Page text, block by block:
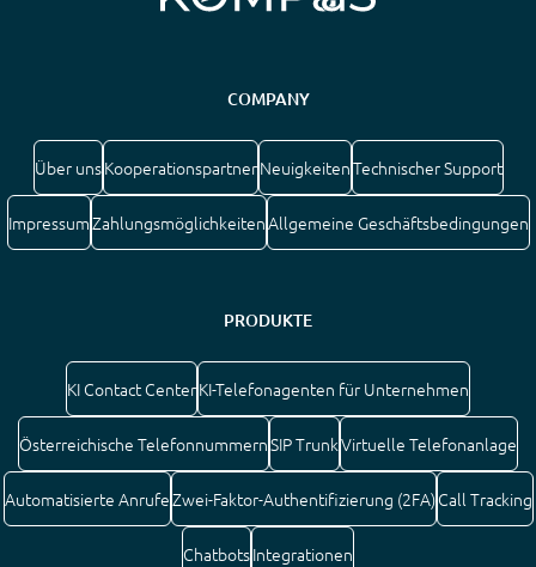
COMPANY
Über unsKooperationspartnerNeuigkeitenTechnischer Support
ImpressumZahlungsmöglichkeitenAllgemeine Geschäftsbedingungen
PRODUKTE
KI Contact CenterKI-Telefonagenten für Unternehmen
Österreichische TelefonnummernSIP TrunkVirtuelle Telefonanlage
Automatisierte AnrufeZwei-Faktor-Authentifizierung (2FA)Call Tracking
ChatbotsIntegrationen